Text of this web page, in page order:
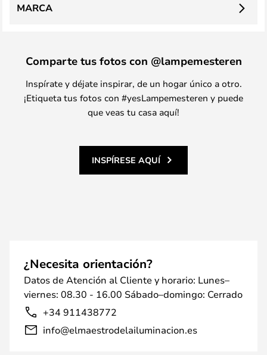
MARCA
Comparte tus fotos con @lampemesteren
Inspírate y déjate inspirar, de un hogar único a otro.
¡Etiqueta tus fotos con #yesLampemesteren y puede
que veas tu casa aquí!
INSPÍRESE AQUÍ
¿Necesita orientación?
Datos de Atención al Cliente y horario: Lunes–
viernes: 08.30 - 16.00 Sábado–domingo: Cerrado
+34 911438772
info@elmaestrodelailuminacion.es